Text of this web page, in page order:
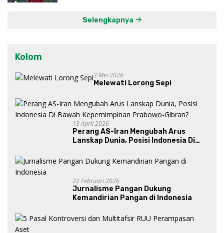
Selengkapnya
Kolom
3 Mei 2026
Melewati Lorong Sepi
13 April 2026
Perang AS-Iran Mengubah Arus
Lanskap Dunia, Posisi Indonesia Di
Gibran?
22 Februari 2026
Jurnalisme Pangan Dukung
Kemandirian Pangan di Indonesia